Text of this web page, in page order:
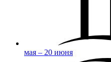
мая – 20 июня